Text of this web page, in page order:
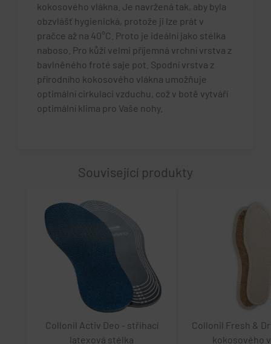
kokosového vlákna. Je navržená tak, aby byla
obzvlášť hygienická, protože ji lze prát v
pračce až na 40°C. Proto je ideální jako stélka
naboso. Pro kůži velmi příjemná vrchní vrstva z
bavlněného froté saje pot. Spodní vrstva z
přírodního kokosového vlákna umožňuje
optimální cirkulaci vzduchu, což v botě vytváří
optimální klima pro Vaše nohy.
Související produkty
Collonil Activ Deo - střihací
latexová stélka
Collonil Fresh &
kokosového